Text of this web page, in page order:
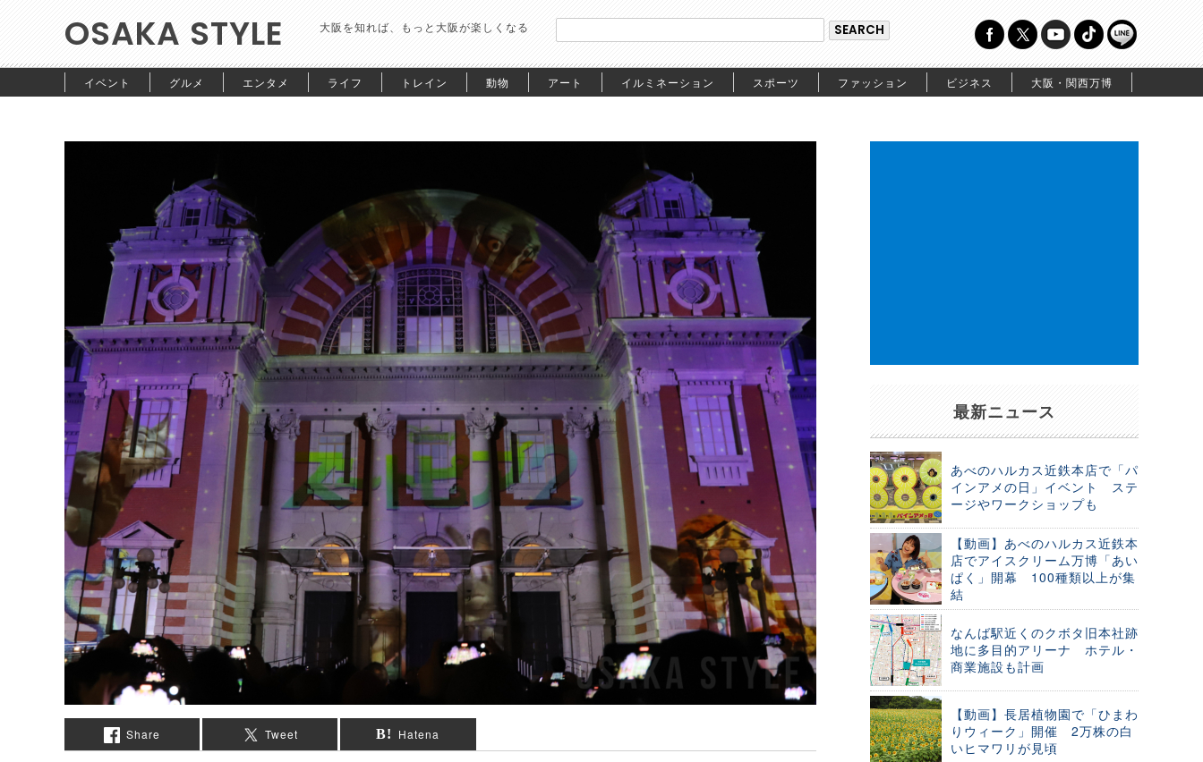
OSAKA STYLE 大阪を知れば、もっと大阪が楽しくなる
イベント グルメ エンタメ ライフ トレイン 動物 アート イルミネーション スポーツ ファッション ビジネス 大阪・関西万博
Share Tweet Hatena
最新ニュース
あべのハルカス近鉄本店で「パ
インアメの日」イベント ステ
ージやワークショップも
【動画】あべのハルカス近鉄本
店でアイスクリーム万博「あい
ぱく」開幕 100種類以上が集
結
なんば駅近くのクボタ旧本社跡
地に多目的アリーナ ホテル・
商業施設も計画
【動画】長居植物園で「ひまわ
りウィーク」開催 2万株の白
いヒマワリが見頃